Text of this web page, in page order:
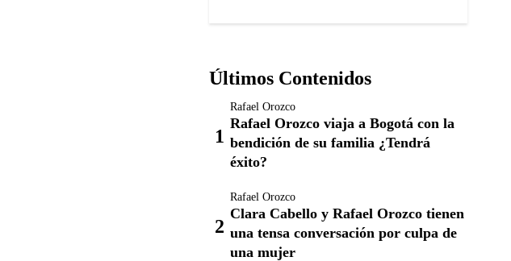
Últimos Contenidos
Rafael Orozco
Rafael Orozco viaja a Bogotá con la
bendición de su familia ¿Tendrá
éxito?
Rafael Orozco
Clara Cabello y Rafael Orozco tienen
una tensa conversación por culpa de
una mujer